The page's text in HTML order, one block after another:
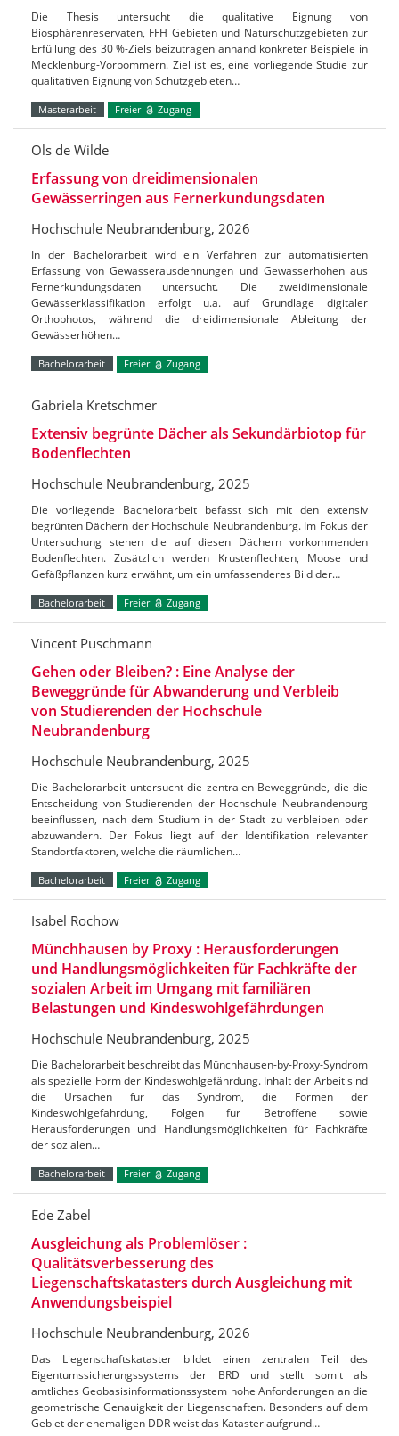
Die Thesis untersucht die qualitative Eignung von
Biosphärenreservaten, FFH Gebieten und Naturschutzgebieten zur
Erfüllung des 30 %-Ziels beizutragen anhand konkreter Beispiele in
Mecklenburg-Vorpommern. Ziel ist es, eine vorliegende Studie zur
qualitativen Eignung von Schutzgebieten…
Masterarbeit Freier Zugang
Ols de Wilde
Erfassung von dreidimensionalen
Gewässerringen aus Fernerkundungsdaten
Hochschule Neubrandenburg, 2026
In der Bachelorarbeit wird ein Verfahren zur automatisierten
Erfassung von Gewässerausdehnungen und Gewässerhöhen aus
Fernerkundungsdaten untersucht. Die zweidimensionale
Gewässerklassifikation erfolgt u.a. auf Grundlage digitaler
Orthophotos, während die dreidimensionale Ableitung der
Gewässerhöhen…
Bachelorarbeit Freier Zugang
Gabriela Kretschmer
Extensiv begrünte Dächer als Sekundärbiotop für
Bodenflechten
Hochschule Neubrandenburg, 2025
Die vorliegende Bachelorarbeit befasst sich mit den extensiv
begrünten Dächern der Hochschule Neubrandenburg. Im Fokus der
Untersuchung stehen die auf diesen Dächern vorkommenden
Bodenflechten. Zusätzlich werden Krustenflechten, Moose und
Gefäßpflanzen kurz erwähnt, um ein umfassenderes Bild der…
Bachelorarbeit Freier Zugang
Vincent Puschmann
Gehen oder Bleiben? : Eine Analyse der
Beweggründe für Abwanderung und Verbleib
von Studierenden der Hochschule
Neubrandenburg
Hochschule Neubrandenburg, 2025
Die Bachelorarbeit untersucht die zentralen Beweggründe, die die
Entscheidung von Studierenden der Hochschule Neubrandenburg
beeinflussen, nach dem Studium in der Stadt zu verbleiben oder
abzuwandern. Der Fokus liegt auf der Identifikation relevanter
Standortfaktoren, welche die räumlichen…
Bachelorarbeit Freier Zugang
Isabel Rochow
Münchhausen by Proxy : Herausforderungen
und Handlungsmöglichkeiten für Fachkräfte der
sozialen Arbeit im Umgang mit familiären
Belastungen und Kindeswohlgefährdungen
Hochschule Neubrandenburg, 2025
Die Bachelorarbeit beschreibt das Münchhausen-by-Proxy-Syndrom
als spezielle Form der Kindeswohlgefährdung. Inhalt der Arbeit sind
die Ursachen für das Syndrom, die Formen der
Kindeswohlgefährdung, Folgen für Betroffene sowie
Herausforderungen und Handlungsmöglichkeiten für Fachkräfte
der sozialen…
Bachelorarbeit Freier Zugang
Ede Zabel
Ausgleichung als Problemlöser :
Qualitätsverbesserung des
Liegenschaftskatasters durch Ausgleichung mit
Anwendungsbeispiel
Hochschule Neubrandenburg, 2026
Das Liegenschaftskataster bildet einen zentralen Teil des
Eigentumssicherungssystems der BRD und stellt somit als
amtliches Geobasisinformationssystem hohe Anforderungen an die
geometrische Genauigkeit der Liegenschaften. Besonders auf dem
Gebiet der ehemaligen DDR weist das Kataster aufgrund…